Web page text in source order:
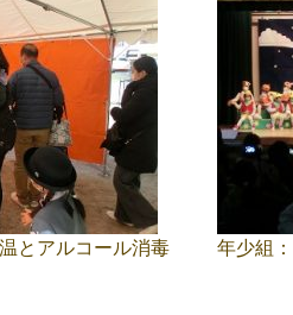
とアルコール消毒
年少組